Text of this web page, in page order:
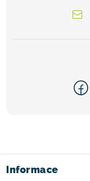
p
aInformace